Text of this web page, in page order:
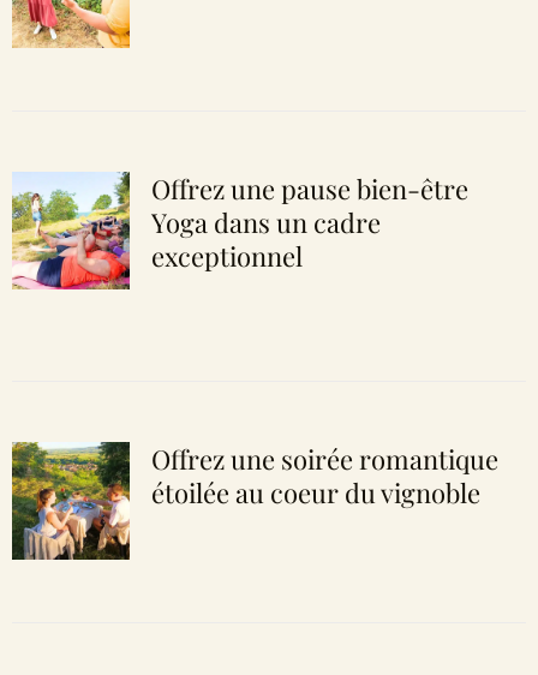
Offrez une pause bien-être
Yoga dans un cadre
exceptionnel
Offrez une soirée romantique
étoilée au coeur du vignoble